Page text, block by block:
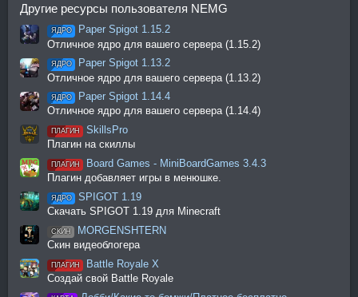
Другие ресурсы пользователя NEMG
ЯДРО
Paper Spigot 1.15.2
Отличное ядро для вашего сервера (1.15.2)
ЯДРО
Paper Spigot 1.13.2
Отличное ядро для вашего сервера (1.13.2)
ЯДРО
Paper Spigot 1.14.4
Отличное ядро для вашего сервера (1.14.4)
ПЛАГИН
SkillsPro
Плагин на скиллы
ПЛАГИН
Board Games - MiniBoardGames 3.4.3
Плагин добавляет игры в менюшке.
ЯДРО
SPIGOT 1.19
Скачать SPIGOT 1.19 для Minecraft
СКИН
MORGENSHTERN
Скин видеоблогера
ПЛАГИН
Battle Royale X
Создай свой Battle Royale